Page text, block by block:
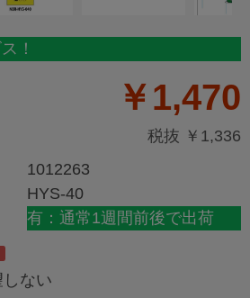
！
￥1,470
税抜 ￥1,336
1012263
HYS-40
有：通常1週間前後で出荷
ない